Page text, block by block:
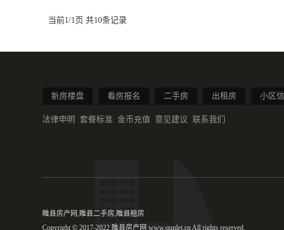
当前1/1页 共10条记录
新房楼盘 看房报名 二手房 出租房 小区
法律申明 套餐标准 金币充值 意见建议 联系我们
睢县房产网,睢县二手房,睢县租房
Copyright © 2017-2022 睢县房产网 www.qunlei.cn All rights reserved.